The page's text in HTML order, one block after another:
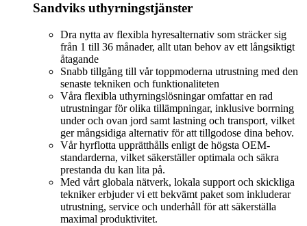
Sandviks uthyrningstjänster
Dra nytta av flexibla hyresalternativ som sträcker sig
från 1 till 36 månader, allt utan behov av ett långsiktigt
åtagande
Snabb tillgång till vår toppmoderna utrustning med den
senaste tekniken och funktionaliteten
Våra flexibla uthyrningslösningar omfattar en rad
utrustningar för olika tillämpningar, inklusive borrning
under och ovan jord samt lastning och transport, vilket
ger mångsidiga alternativ för att tillgodose dina behov.
Vår hyrflotta upprätthålls enligt de högsta OEM-
standarderna, vilket säkerställer optimala och säkra
prestanda du kan lita på.
Med vårt globala nätverk, lokala support och skickliga
tekniker erbjuder vi ett bekvämt paket som inkluderar
utrustning, service och underhåll för att säkerställa
maximal produktivitet.